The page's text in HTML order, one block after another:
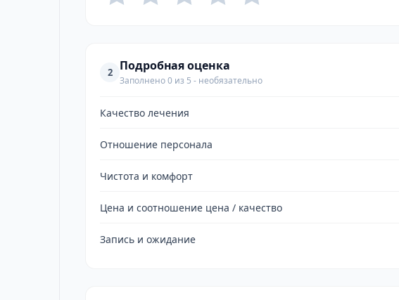
2 Подробная оценка
Заполнено 0 из 5 - необязательно
Качество лечения
Отношение персонала
Чистота и комфорт
Цена и соотношение цена / качество
Запись и ожидание